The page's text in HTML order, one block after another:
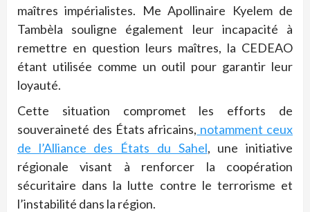
maîtres impérialistes. Me Apollinaire Kyelem de
Tambèla souligne également leur incapacité à
remettre en question leurs maîtres, la CEDEAO
étant utilisée comme un outil pour garantir leur
loyauté.
Cette situation compromet les efforts de
souveraineté des États africains, notamment ceux
de l’Alliance des États du Sahel, une initiative
régionale visant à renforcer la coopération
sécuritaire dans la lutte contre le terrorisme et
l’instabilité dans la région.